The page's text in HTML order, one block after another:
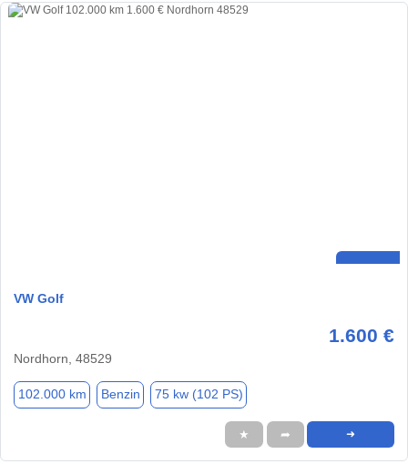
VW Golf
1.600 €
Nordhorn, 48529
102.000 km Benzin 75 kw (102 PS)
★ ➦ ➜